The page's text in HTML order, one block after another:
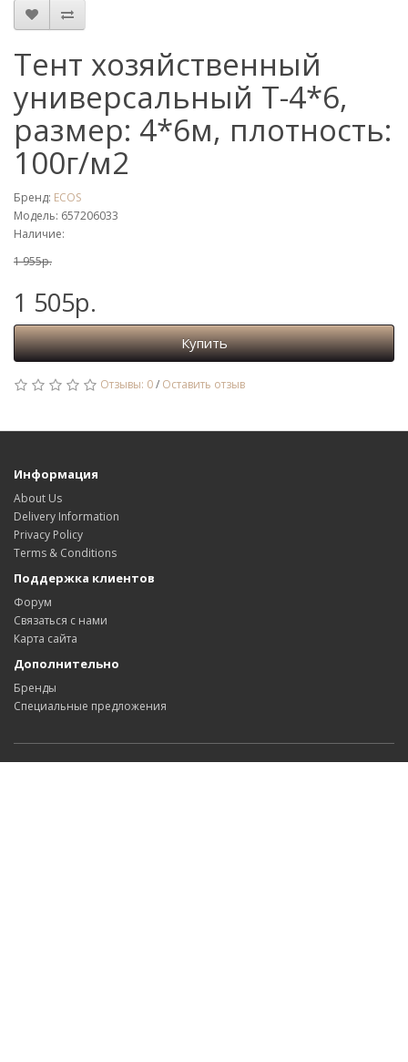
Тент хозяйственный
универсальный T-4*6,
размер: 4*6м, плотность:
100г/м2
Бренд: ECOS
Модель: 657206033
Наличие:
1 955р.
1 505р.
Купить
Отзывы: 0/ Оставить отзыв
Информация
About Us
Delivery Information
Privacy Policy
Terms & Conditions
Поддержка клиентов
Форум
Связаться с нами
Карта сайта
Дополнительно
Бренды
Специальные предложения